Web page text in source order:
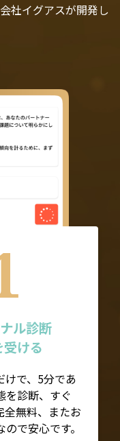
社イグアスが開発し
ル診断
ける
けで、5分であ
を診断、すぐ
全無料、またお
で安心です。